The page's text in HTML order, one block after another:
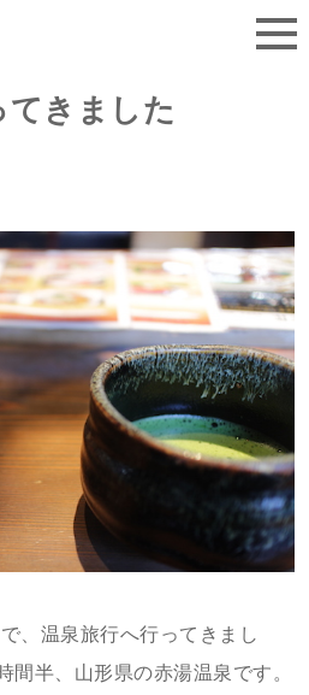
てきました
、温泉旅行へ行ってきまし
間半、山形県の赤湯温泉です。